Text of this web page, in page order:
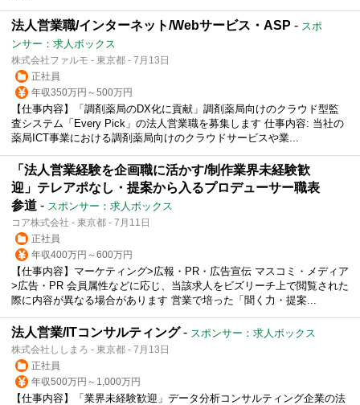
法人営業職/インターネット/Webサービス・ASP - スポ
ンサー：求人ボックス
株式会社ファルモ - 東京都 - 7月13日
正社員
年収350万円～500万円
【仕事内容】「調剤薬局のDX化に貢献」調剤薬局向けのクラウド型監
査システム「Every Pick」の法人営業職を募集します 仕事内容: 当社の
薬局ICT事業における調剤薬局向けのクラウドサービスや業...
「法人営業経験を企画職に活かす/制作業界未経験歓
迎」テレアポなし・提案から入るプロデューサー職表
参道 - スポンサー：求人ボックス
コア株式会社 - 東京都 - 7月11日
正社員
年収400万円～600万円
【仕事内容】マーケティング>広報・PR・広告宣伝 マスコミ・メディア
>広告・PR 会員属性などに応じ、当該求人をビズリーチ上で閲覧された
際に内容が異なる場合があります 営業で培った「聞く力・提案...
法人営業/ITコンサルティング- スポンサー：求人ボックス
株式会社ししまろ - 東京都 - 7月13日
正社員
年収500万円～1,000万円
【仕事内容】「業界未経験歓迎」データ分析コンサルティング企業の法